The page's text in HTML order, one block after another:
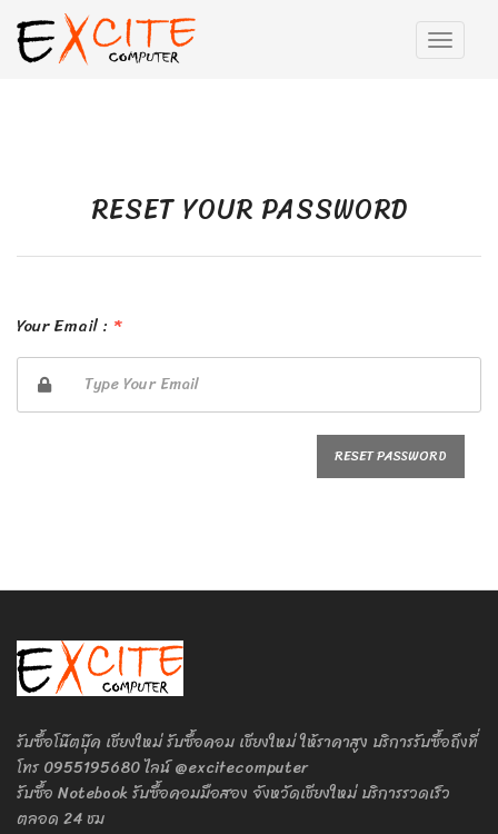
RESET YOUR PASSWORD
Your Email : *
RESET PASSWORD
รับซื้อโน๊ตบุ๊ค เชียงใหม่ รับซื้อคอม เชียงใหม่ ให้ราคาสูง บริการรับซื้อถึงที่
โทร 0955195680 ไลน์ @excitecomputer
รับซื้อ Notebook รับซื้อคอมมือสอง จังหวัดเชียงใหม่ บริการรวดเร็ว
ตลอด 24 ชม